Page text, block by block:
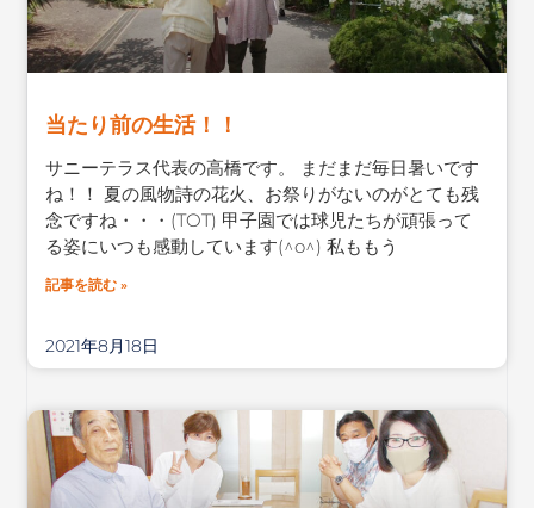
当たり前の生活！！
サニーテラス代表の高橋です。 まだまだ毎日暑いです
ね！！ 夏の風物詩の花火、お祭りがないのがとても残
念ですね・・・(TOT) 甲子園では球児たちが頑張って
る姿にいつも感動しています(^o^) 私ももう
記事を読む »
2021年8月18日